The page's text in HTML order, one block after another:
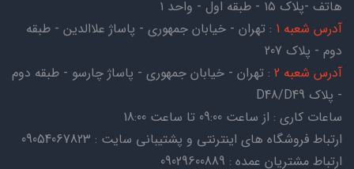
هاتف -پلاک ۱۵ - طبقه اول - واحد ۱
آدرس شعبه 1
: تهران - خیابان جمهوری - پاساژ علاالدین - طبقه
دوم - پلاک 207
آدرس شعبه 2
: تهران - خیابان جمهوری - پاساژ چارسو - طبقه دوم
- پلاک D48/D49
ساعات کاری : از ساعت 09:00 تا ساعت 18:00
ارتباط فروشگاه های اینترنتی و پشتیبانی سایت : 09054067823
ارتباط مشتریان عمده : 09029600889